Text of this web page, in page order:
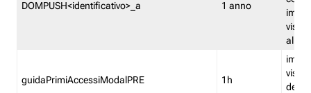
DOMPUSH<identificativo>_a 1 anno
guidaPrimiAccessiModalPRE 1h
della